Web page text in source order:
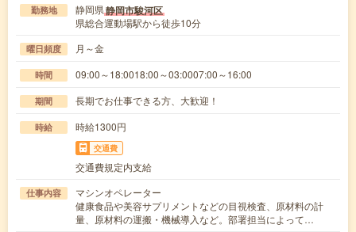
勤務地 静岡県静岡市駿河区
県総合運動場駅から徒歩10分
曜日頻度 月～金
時間 09:00～18:0018:00～03:0007:00～16:00
期間 長期でお仕事できる方、大歓迎！
時給 時給1300円
交通費
交通費規定内支給
仕事内容
マシンオペレーター
健康食品や美容サプリメントなどの目視検査、原材料の計
量、原材料の運搬・機械導入など。部署担当によって…